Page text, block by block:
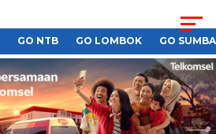
GO NTB GO LOMBOK GO